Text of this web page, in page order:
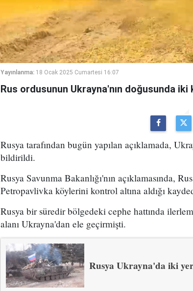
Yayınlanma: 18 Ocak 2025 Cumartesi 16:07
Rus ordusunun Ukrayna'nın doğusunda
Rusya tarafından bugün yapılan açıklamada,
bildirildi.
Rusya Savunma Bakanlığı'nın açıklamasında,
Petropavlivka köylerini kontrol altına aldığı
Rusya bir süredir bölgedeki cephe hattında
alanı Ukrayna'dan ele geçirmişti.
Rusya Ukrayna'da iki